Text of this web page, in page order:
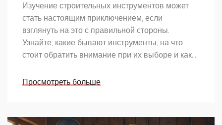
Изучение строительных инструментов может
стать настоящим приключением, если
взглянуть на это с правильной стороны.
Узнайте, какие бывают инструменты, на что
стоит обратить внимание при их выборе и как
Рассмотрим несколько удивительных фактов,
профессиональную стройку, но и
Просмотреть больше